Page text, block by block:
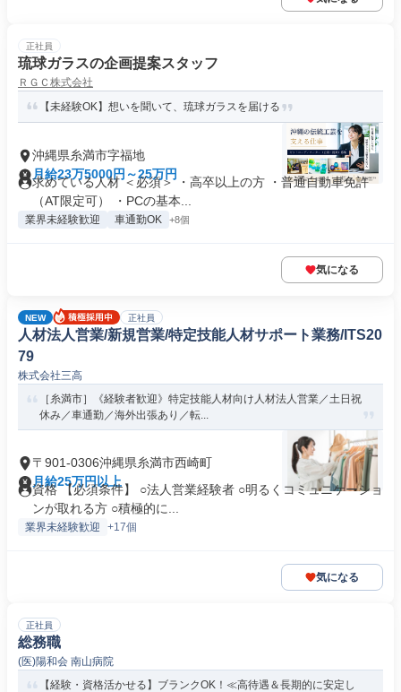
正社員
琉球ガラスの企画提案スタッフ
ＲＧＣ株式会社
【未経験OK】想いを聞いて、琉球ガラスを届ける
沖縄県糸満市字福地
月給23万5000円～25万円
求めている人材 ＜必須＞ ・高卒以上の方 ・普通自動車免許
（AT限定可） ・PCの基本...
業界未経験歓迎 車通勤OK +8個
気になる
NEW 正社員
人材法人営業/新規営業/特定技能人材サポート業務/ITS20
79
株式会社三高
［糸満市］《経験者歓迎》特定技能人材向け人材法人営業／土日祝
休み／車通勤／海外出張あり／転...
〒901-0306沖縄県糸満市西崎町
月給25万円以上
資格 【必須条件】 ○法人営業経験者 ○明るくコミュニケーショ
ンが取れる方 ○積極的に...
業界未経験歓迎 +17個
気になる
正社員
総務職
(医)陽和会 南山病院
【経験・資格活かせる】ブランクOK！≪高待遇＆長期的に安定し